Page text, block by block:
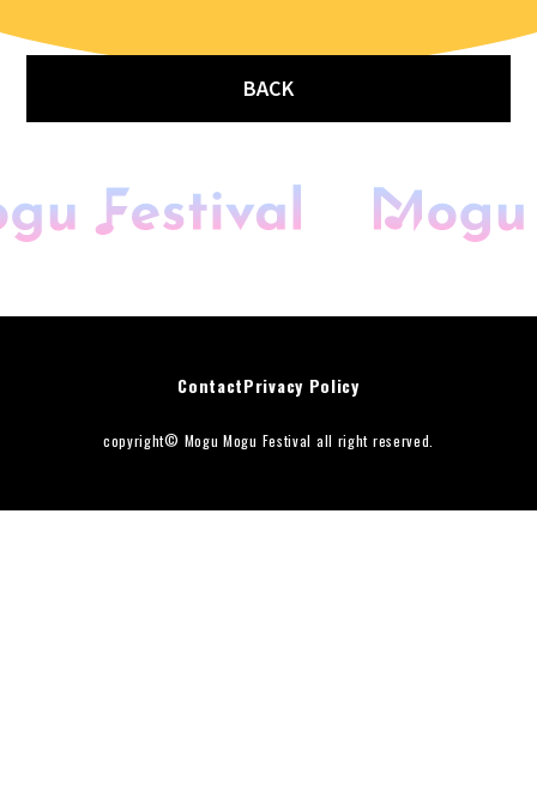
開催概要
ダンス
FAQ
BACK
ContactPrivacy Policy
copyright© Mogu Mogu Festival all right reserved.